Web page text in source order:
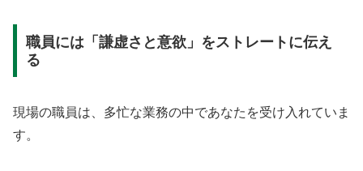
職員には「謙虚さと意欲」をストレートに伝え
る
現場の職員は、多忙な業務の中であなたを受け入れていま
す。